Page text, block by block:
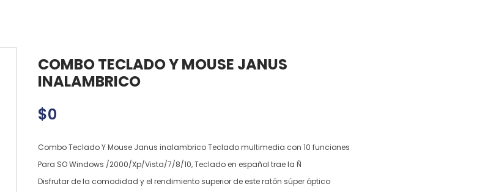
COMBO TECLADO Y MOUSE JANUS
INALAMBRICO
$0
Combo Teclado Y Mouse Janus inalambrico Teclado multimedia con 10 funciones
Para SO Windows /2000/Xp/Vista/7/8/10, Teclado en español trae la Ñ
Disfrutar de la comodidad y el rendimiento superior de este ratón súper óptico